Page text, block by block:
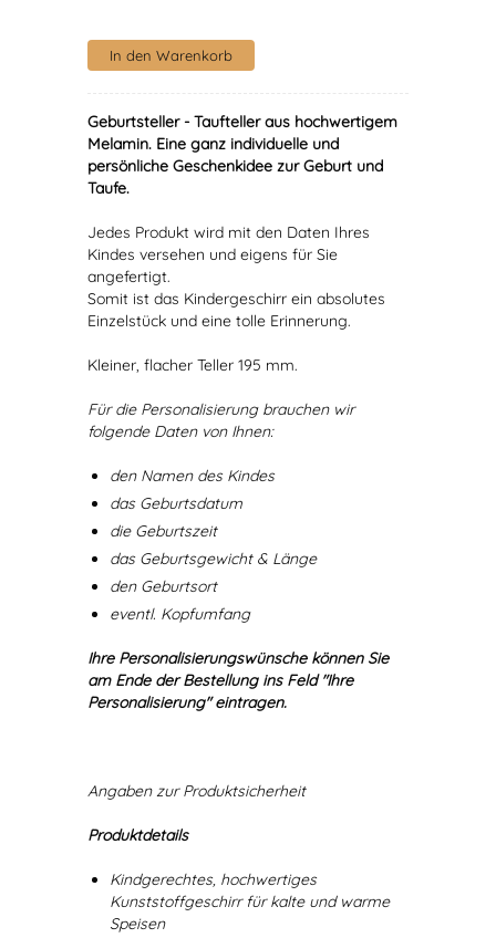
Geburtsteller - Taufteller aus hochwertigem
Melamin. Eine ganz individuelle und
persönliche Geschenkidee zur Geburt und
Taufe.
Jedes Produkt wird mit den Daten Ihres
Kindes versehen und eigens für Sie
angefertigt.
Somit ist das Kindergeschirr ein absolutes
Einzelstück und eine tolle Erinnerung.
Kleiner, flacher Teller 195 mm.
Für die Personalisierung brauchen wir
folgende Daten von Ihnen:
den Namen des Kindes
das Geburtsdatum
die Geburtszeit
das Geburtsgewicht & Länge
den Geburtsort
eventl. Kopfumfang
Ihre Personalisierungswünsche können Sie
am Ende der Bestellung ins Feld "Ihre
Personalisierung" eintragen.
Angaben zur Produktsicherheit
Produktdetails
Kindgerechtes, hochwertiges
Kunststoffgeschirr für kalte und warme
Speisen